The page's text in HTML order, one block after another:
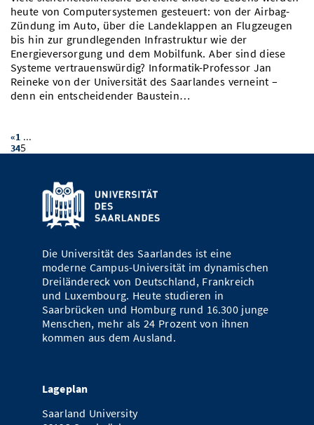
heute von Computersystemen gesteuert: von der Airbag-
Zündung im Auto, über die Landeklappen an Flugzeugen
bis hin zur grundlegenden Infrastruktur wie der
Energieversorgung und dem Mobilfunk. Aber sind diese
Systeme vertrauenswürdig? Informatik-Professor Jan
Reineke von der Universität des Saarlandes verneint –
denn ein entscheidender Baustein…
«1 ...
345
Die Universität des Saarlandes ist eine
moderne Campus-Universität im dynamischen
Dreiländereck von Deutschland, Frankreich
und Luxembourg. Heute studieren in
Saarbrücken und Homburg rund 16.300 junge
Menschen, mehr als 24 Prozent von ihnen
kommen aus dem Ausland.
Lageplan
Saarland University